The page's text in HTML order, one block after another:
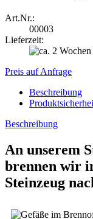
Art.Nr.:
00003
Lieferzeit:
Preis auf Anfrage
Beschreibung
Beschreibung
An unserem
brennen wir
Steinzeug